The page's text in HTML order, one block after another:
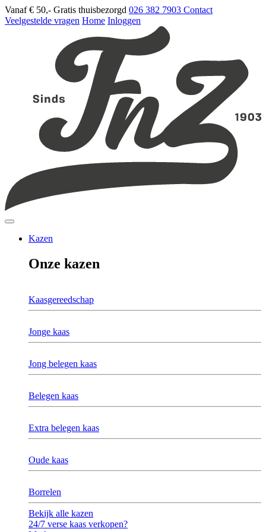
Vanaf € 50,- Gratis thuisbezorgd 026 382 7903 Contact
Veelgestelde vragen Home Inloggen
Kazen
Onze kazen
Kaasgereedschap
Jonge kaas
Jong belegen kaas
Belegen kaas
Extra belegen kaas
Oude kaas
Borrelen
Bekijk alle kazen
24/7 verse kaas verkopen?